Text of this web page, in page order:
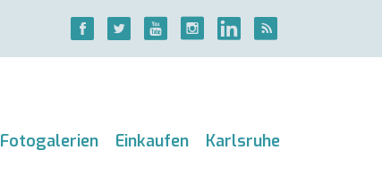
Fotogalerien Einkaufen Karlsruhe